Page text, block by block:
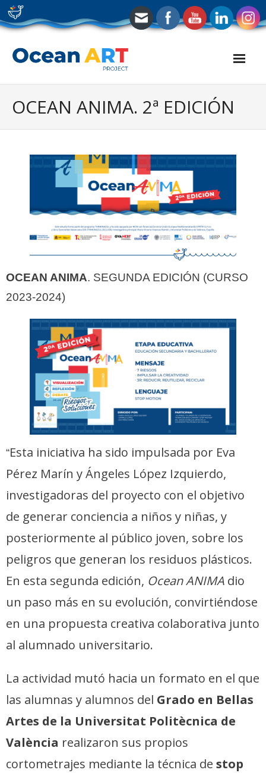
Skip
to
content
OCEAN ANIMA. 2ª EDICIÓN
OCEAN ANIMA. SEGUNDA EDICIÓN (CURSO
2023-2024)
“Esta iniciativa ha sido impulsada por Eva
Pérez Marín y Ángeles López Izquierdo,
investigadoras del proyecto con el objetivo
de generar conciencia a niños y niñas, y
posteriormente al público joven, sobre los
peligros que generan los residuos plásticos.
En esta segunda edición, Ocean ANIMA dio
un paso más en su evolución, convirtiéndose
en una propuesta creativa colaborativa junto
al alumnado universitario.
La actividad mutó hacia un formato en el que
las alumnas y alumnos del Grado en Bellas
Artes de la Universitat Politècnica de
València realizaron sus propios
cortometrajes mediante la técnica de stop